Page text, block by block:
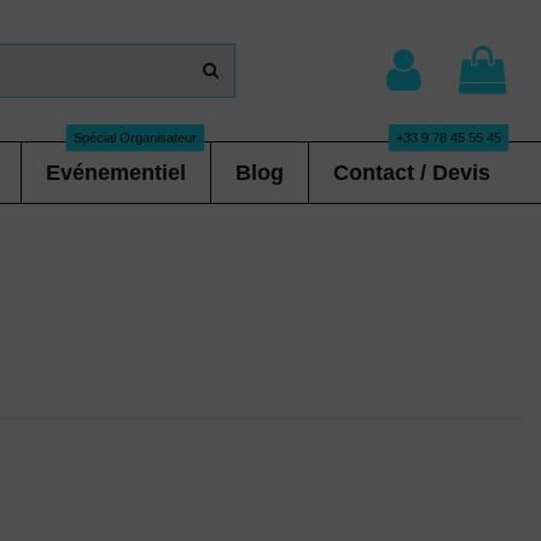
Evénementiel
Spécial Organisateur
Blog Contact / Devis
+33 9 78 45 55 45